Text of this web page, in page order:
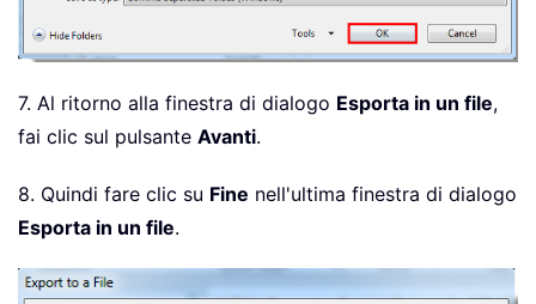
7. Al ritorno alla finestra di dialogo Esporta in un file,
fai clic sul pulsante Avanti.
8. Quindi fare clic su Fine nell'ultima finestra di dialogo
Esporta in un file.